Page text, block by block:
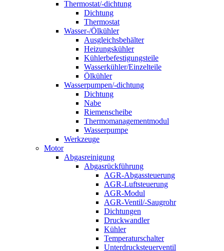
Thermostat/-dichtung
Dichtung
Thermostat
Wasser-/Ölkühler
Ausgleichsbehälter
Heizungskühler
Kühlerbefestigungsteile
Wasserkühler/Einzelteile
Ölkühler
Wasserpumpen/-dichtung
Dichtung
Nabe
Riemenscheibe
Thermomanagementmodul
Wasserpumpe
Werkzeuge
Motor
Abgasreinigung
Abgasrückführung
AGR-Abgassteuerung
AGR-Luftsteuerung
AGR-Modul
AGR-Ventil/-Saugrohr
Dichtungen
Druckwandler
Kühler
Temperaturschalter
Unterdrucksteuerventil